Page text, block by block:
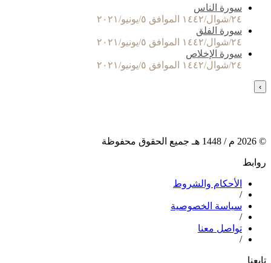
سورة الناس
٢٤/شوال/١٤٤٢ الموافق ٥/يونيو/٢٠٢١
سورة الفلق
٢٤/شوال/١٤٤٢ الموافق ٥/يونيو/٢٠٢١
سورة الإخلاص
٢٤/شوال/١٤٤٢ الموافق ٥/يونيو/٢٠٢١
›
©
2026 م / 1448 هـ جميع الحقوق محفوظة
روابط
الأحكام والشروط
/
سياسة الخصوصية
/
تواصل معنا
/
تابعنا